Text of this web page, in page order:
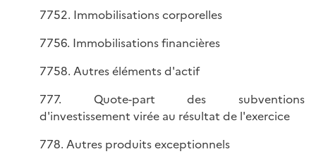
7752. Immobilisations corporelles
7756. Immobilisations financières
7758. Autres éléments d'actif
777. Quote-part des subventions
d'investissement virée au résultat de l'exercice
778. Autres produits exceptionnels